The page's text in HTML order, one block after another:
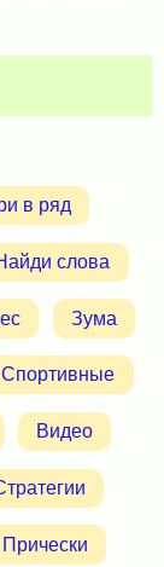
в ряд
слова
Зума
Спортивные
Видео